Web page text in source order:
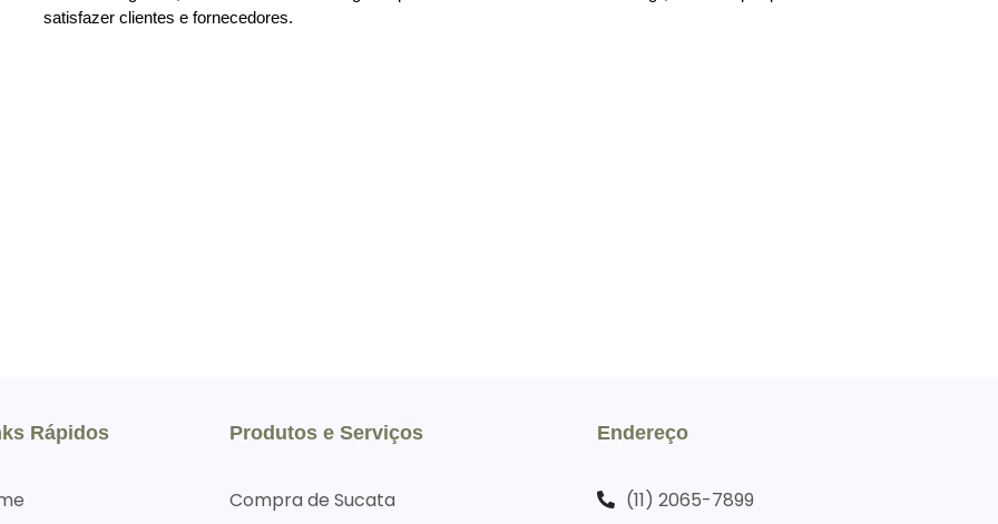
satisfazer clientes e fornecedores.
Rápidos Produtos e Serviços
Compra de Sucata
Endereço
(11) 2065-7899